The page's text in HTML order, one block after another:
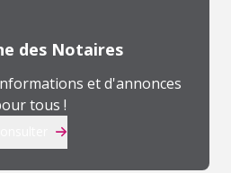
des Notaires
et d'annonces
tous !